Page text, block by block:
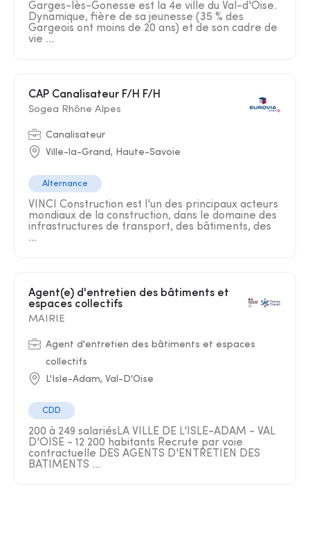
Garges-lès-Gonesse est la 4e ville du Val-d'Oise.
Dynamique, fière de sa jeunesse (35 % des
Gargeois ont moins de 20 ans) et de son cadre de
vie ...
CAP Canalisateur F/H F/H
Sogea Rhône Alpes
Canalisateur
Ville-la-Grand, Haute-Savoie
Alternance
VINCI Construction est l'un des principaux acteurs
mondiaux de la construction, dans le domaine des
infrastructures de transport, des bâtiments, des
...
Agent(e) d'entretien des bâtiments et
espaces collectifs
MAIRIE
Agent d'entretien des bâtiments et espaces
collectifs
L'Isle-Adam, Val-D'Oise
CDD
200 à 249 salariésLA VILLE DE L'ISLE-ADAM - VAL
D'OISE - 12 200 habitants Recrute par voie
contractuelle DES AGENTS D'ENTRETIEN DES
BATIMENTS ...